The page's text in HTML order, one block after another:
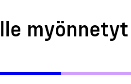
myönnetyt